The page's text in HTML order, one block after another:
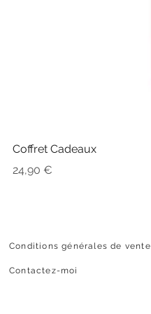
Coffret Cadeaux
Prix
24,90 €
Conditions générales de vente
Contactez-moi